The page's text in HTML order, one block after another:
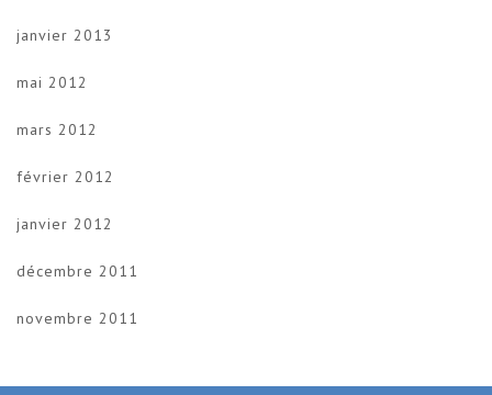
janvier 2013
mai 2012
mars 2012
février 2012
janvier 2012
décembre 2011
novembre 2011